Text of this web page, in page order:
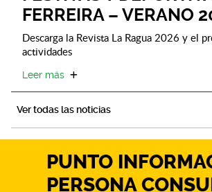
FERREIRA – VERANO
Descarga la Revista La Ragua 2026 y el
actividades
Leer más
Ver todas las noticias
PUNTO
PERSONA